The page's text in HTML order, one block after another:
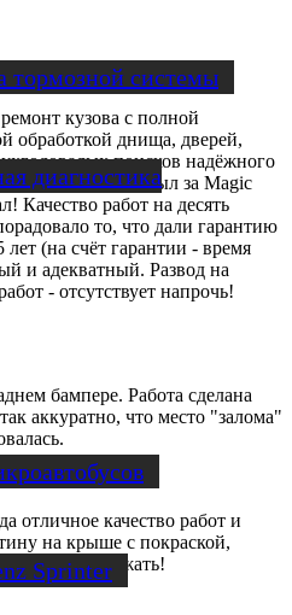
тормозной системы
диагностика
Sprinter
кузова с полной
обработкой днища, дверей,
поисков надёжного
выбор был за Magic
Качество работ на десять
то, что дали гарантию
(на счёт гарантии - время
и адекватный. Развод на
- отсутствует напрочь!
бампере. Работа сделана
аккуратно, что место "залома"
отличное качество работ и
на крыше с покраской,
Так держать!